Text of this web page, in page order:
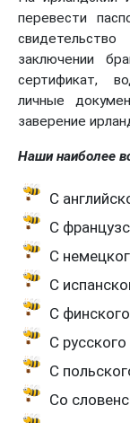
перевести
заключении
сертификат,
личные
заверение
Наши наиболее
С
С
С
С
С
С
С
Со